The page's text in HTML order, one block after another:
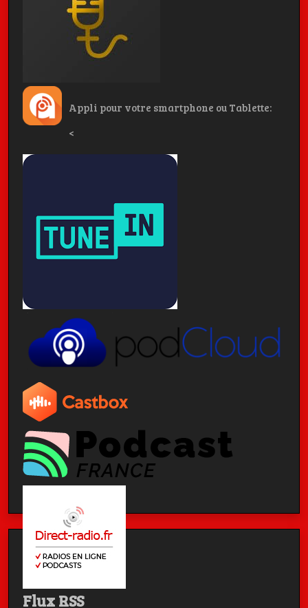
Appli pour votre smartphone ou Tablette:
<
Flux RSS